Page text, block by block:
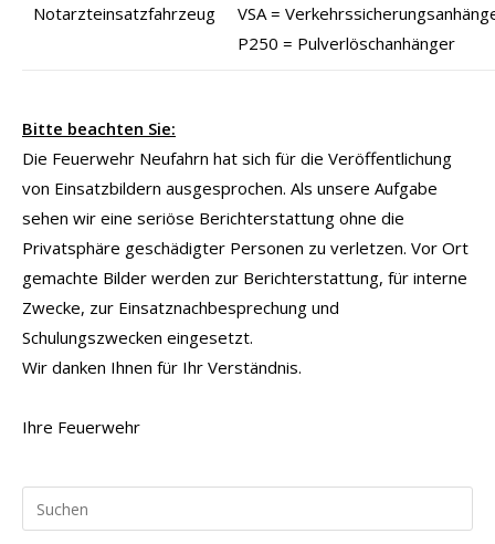
Notarzteinsatzfahrzeug
VSA =
P250 = Pulverlöschanhänger
Bitte beachten Sie:
Die Feuerwehr Neufahrn hat sich für die Veröffentlichung
von Einsatzbildern ausgesprochen. Als unsere Aufgabe
sehen wir eine seriöse Berichterstattung ohne die
Privatsphäre geschädigter Personen zu verletzen. Vor Ort
gemachte Bilder werden zur Berichterstattung, für interne
Zwecke, zur Einsatznachbesprechung und
Schulungszwecken eingesetzt.
Wir danken Ihnen für Ihr Verständnis.
Ihre Feuerwehr